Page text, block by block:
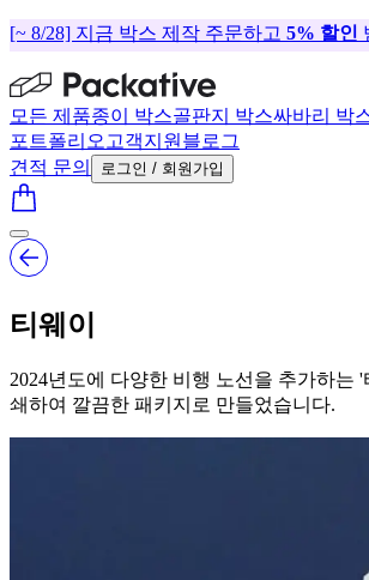
[~ 8/28] 지금 박스 제작 주문하고 5% 할인
모든 제품종이 박스골판지 박스싸바리 박
포트폴리오 고객지원 블로그
견적 문의
로그인 / 회원가입
티웨이
2024년도에 다양한 비행 노선을 추가하는
쇄하여 깔끔한 패키지로 만들었습니다.